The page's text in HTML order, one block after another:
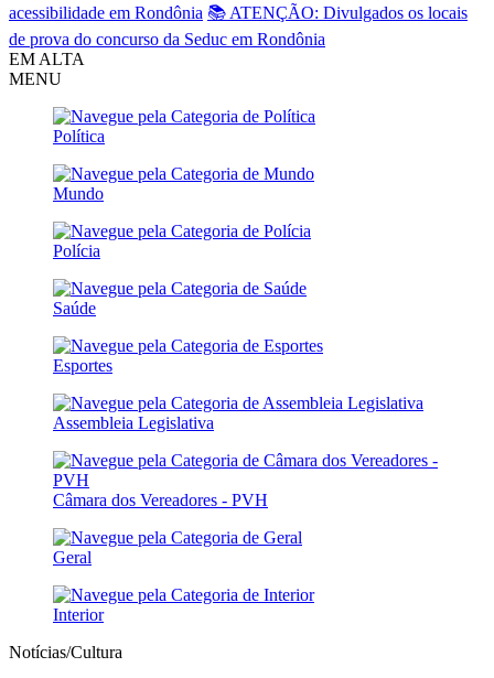
acessibilidade em Rondônia 📚 ATENÇÃO: Divulgados os locais
de prova do concurso da Seduc em Rondônia
EM ALTA
MENU
Política
Mundo
Polícia
Saúde
Esportes
Assembleia Legislativa
Câmara dos Vereadores - PVH
Geral
Interior
Notícias/Cultura